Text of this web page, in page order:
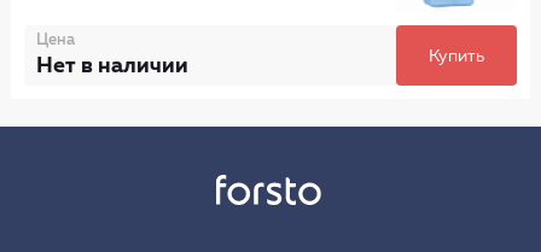
Цена
Нет в наличии Купить